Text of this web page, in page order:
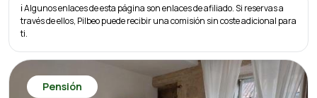
ℹ️ Algunos enlaces de esta página son enlaces de afiliado. Si reservas a
través de ellos, Pilbeo puede recibir una comisión sin coste adicional para
ti.
Pensión